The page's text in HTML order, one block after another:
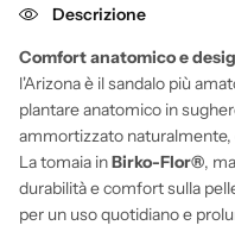
Descrizione
Comfort anatomico e
l'Arizona è il sandalo più
plantare anatomico in
ammortizzato
La tomaia inBirko-Flor®,
durabilità e comfort sulla
per un uso quotidiano e